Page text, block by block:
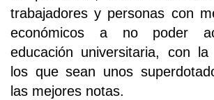
trabajadores y personas con
económicos a no poder
educación universitaria, con
los que sean unos
las mejores notas.